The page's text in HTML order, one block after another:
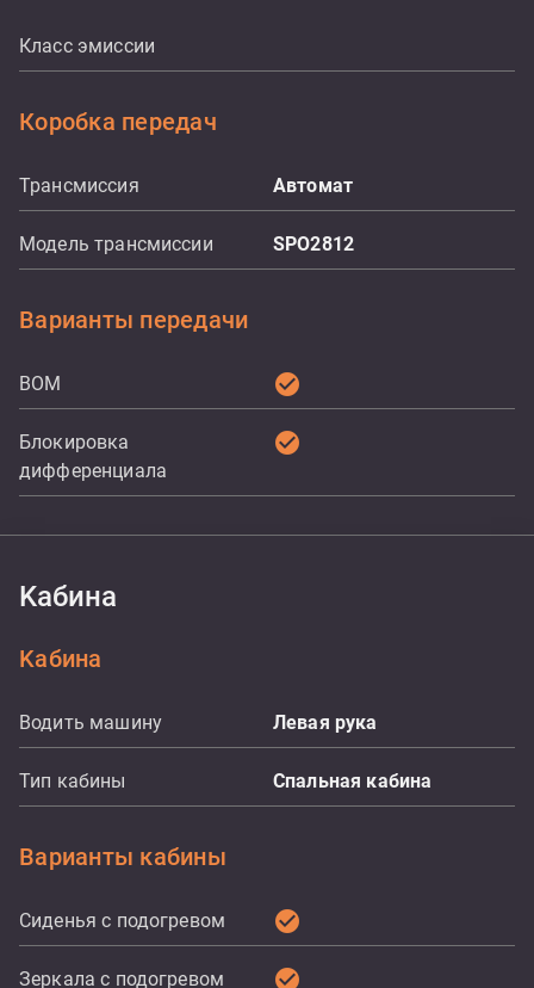
Класс эмиссии
Коробка передач
Трансмиссия Aвтомат
Модель трансмиссии SPO2812
Варианты передачи
ВОМ check_circle
Блокировка
дифференциала
check_circle
Kабина
Kабина
Водить машину Левая рука
Тип кабины Спальная кабина
Варианты кабины
Сиденья с подогревом check_circle
Зеркала с подогревом check_circle